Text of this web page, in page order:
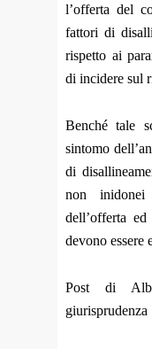
l’offerta del
fattori di
rispetto ai
di incidere sul
Benché tale
sintomo
di
non
dell’offerta
devono essere
Post di
giurisprudenza